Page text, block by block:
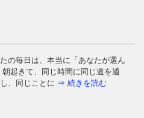
の毎日は、本当に「あなたが選ん
起きて、同じ時間に同じ道を通
、同じことに ⇒ 続きを読む